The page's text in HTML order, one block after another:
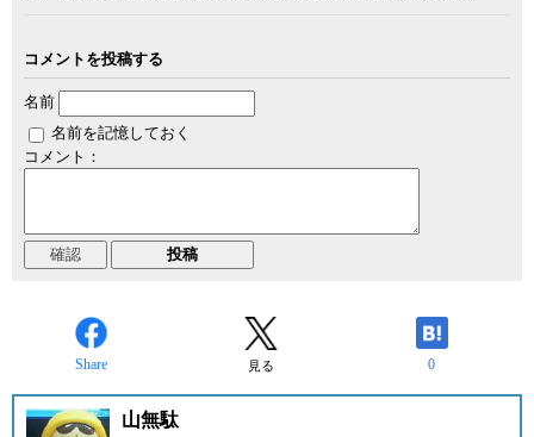
コメントを投稿する
名前
名前を記憶しておく
コメント：
Share 見る 0
山無駄